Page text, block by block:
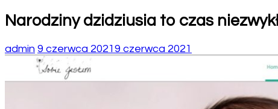
Narodziny dzidziusia to czas
admin 9 czerwca 2021 9 czerwca 2021